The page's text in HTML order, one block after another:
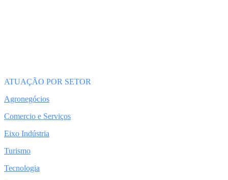
ATUAÇÃO POR SETOR
Agronegócios
Comercio e Serviços
Eixo Indústria
Turismo
Tecnologia